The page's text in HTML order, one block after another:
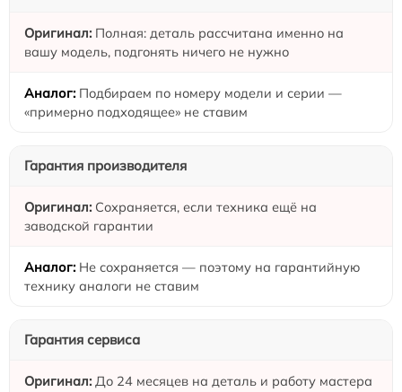
Полная: деталь рассчитана именно на
вашу модель, подгонять ничего не нужно
Подбираем по номеру модели и серии —
«примерно подходящее» не ставим
Гарантия производителя
Сохраняется, если техника ещё на
заводской гарантии
Не сохраняется — поэтому на гарантийную
технику аналоги не ставим
Гарантия сервиса
До 24 месяцев на деталь и работу мастера